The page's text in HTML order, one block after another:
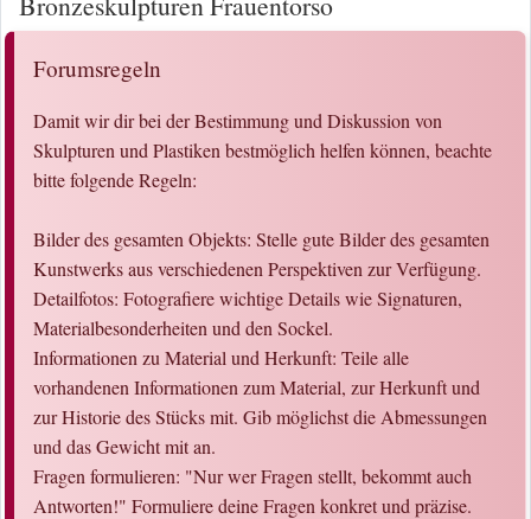
Forumsregeln
Damit wir dir bei der Bestimmung und Diskussion von
Skulpturen und Plastiken bestmöglich helfen können, beachte
bitte folgende Regeln:
Bilder des gesamten Objekts: Stelle gute Bilder des gesamten
Kunstwerks aus verschiedenen Perspektiven zur Verfügung.
Detailfotos: Fotografiere wichtige Details wie Signaturen,
Materialbesonderheiten und den Sockel.
Informationen zu Material und Herkunft: Teile alle
vorhandenen Informationen zum Material, zur Herkunft und
zur Historie des Stücks mit. Gib möglichst die Abmessungen
und das Gewicht mit an.
Fragen formulieren: "Nur wer Fragen stellt, bekommt auch
Antworten!" Formuliere deine Fragen konkret und präzise.